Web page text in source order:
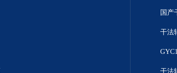
国产
干法
干法